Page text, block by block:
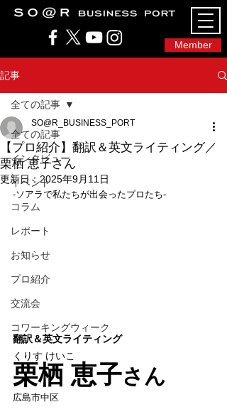
Member
SO@Rビジネスポート｜広島市のシェアオフィ
ス・コワーキングスペース
記事
全ての記事
インタビュー
イベント
コラム
レポート
お知らせ
プロ紹介
交流会
コワーキングウィーク
全ての記事
【プロ紹介】翻訳＆英文ライティング／
栗栖 恵子さん
SO@R_BUSINESS_PORT
更新日：2025年9月11日
-ソアラで私たちが出会ったプロたち-
翻訳＆英文ライティング
くりす けいこ
栗栖 恵子さん
広島市中区